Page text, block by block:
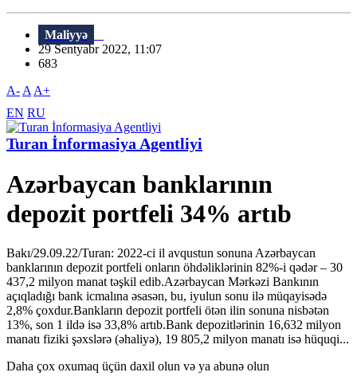
Maliyyə
29 Sentyabr 2022, 11:07
683
A- A A+
EN RU
Turan İnformasiya Agentliyi
Azərbaycan banklarının
depozit portfeli 34% artıb
Bakı/29.09.22/Turan: 2022-ci il avqustun sonuna Azərbaycan
banklarının depozit portfeli onların öhdəliklərinin 82%-i qədər – 30
437,2 milyon manat təşkil edib.Azərbaycan Mərkəzi Bankının
açıqladığı bank icmalına əsasən, bu, iyulun sonu ilə müqayisədə
2,8% çoxdur.Bankların depozit portfeli ötən ilin sonuna nisbətən
13%, son 1 ildə isə 33,8% artıb.Bank depozitlərinin 16,632 milyon
manatı fiziki şəxslərə (əhaliyə), 19 805,2 milyon manatı isə hüquqi...
Daha çox oxumaq üçün daxil olun və ya abunə olun